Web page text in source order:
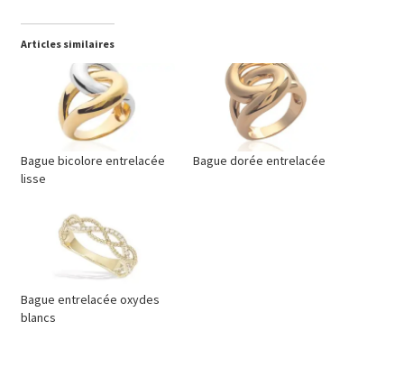
Articles similaires
Bague bicolore entrelacée
lisse
Bague dorée entrelacée
Bague entrelacée oxydes
blancs